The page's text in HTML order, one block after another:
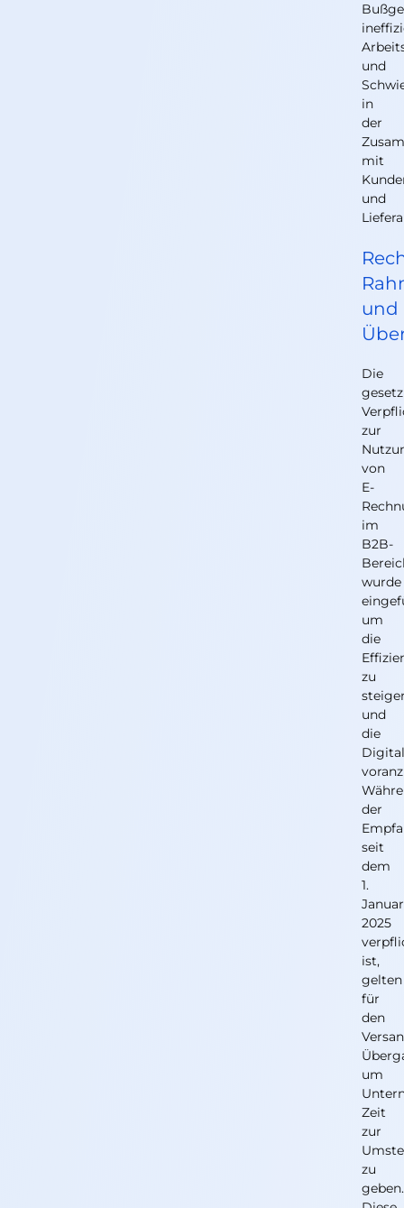
und
in
der
mit
und
und
Die
zur
von
E-
im
B2B-
wurde
um
die
zu
und
die
der
seit
dem
1.
Januar
2025
ist,
gelten
für
den
um
Zeit
zur
zu
geben.